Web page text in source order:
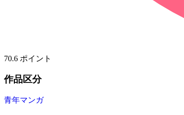
70.6 ポイント
作品区分
青年マンガ